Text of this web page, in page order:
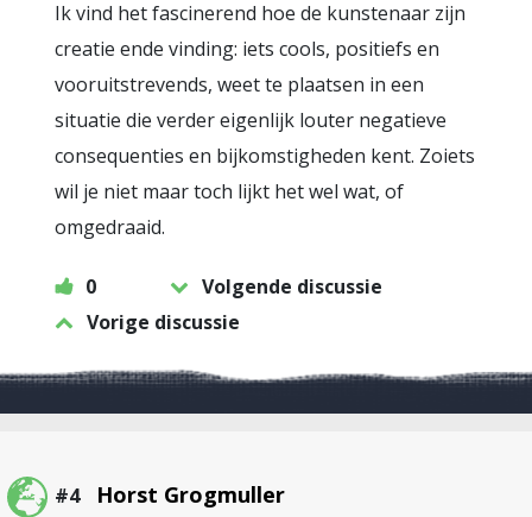
Ik vind het fascinerend hoe de kunstenaar zijn
creatie ende vinding: iets cools, positiefs en
vooruitstrevends, weet te plaatsen in een
situatie die verder eigenlijk louter negatieve
consequenties en bijkomstigheden kent. Zoiets
wil je niet maar toch lijkt het wel wat, of
omgedraaid.
0
Volgende discussie
Vorige discussie
#4 Horst Grogmuller